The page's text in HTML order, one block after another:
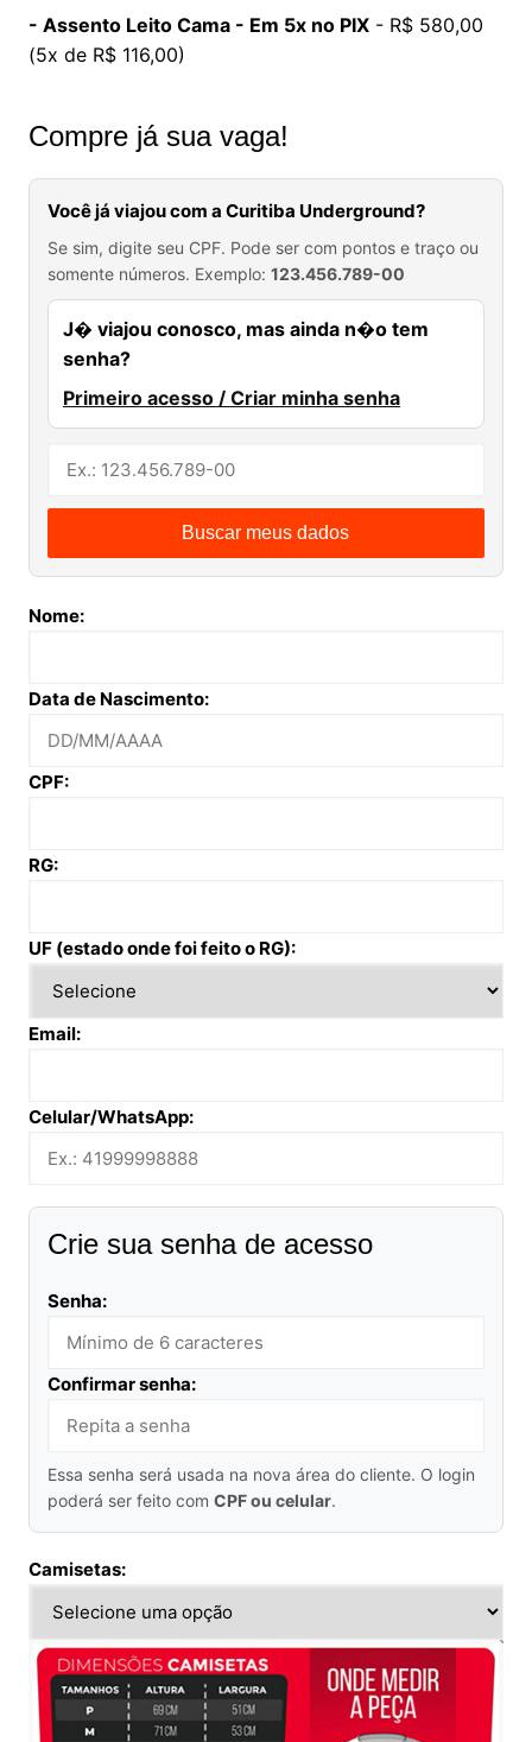
- Assento Leito Cama - Em 5x no PIX- R$ 580,00
(5x de R$ 116,00)
Compre já sua vaga!
Você já viajou com a Curitiba Underground?
Se sim, digite seu CPF. Pode ser com pontos e traço ou
somente números. Exemplo: 123.456.789-00
J� viajou conosco, mas ainda n�o tem
senha?
Primeiro acesso / Criar minha senha
Buscar meus dados
Nome:
Data de Nascimento:
CPF:
RG:
UF (estado onde foi feito o RG):
Email:
Celular/WhatsApp:
Crie sua senha de acesso
Senha:
Confirmar senha:
Essa senha será usada na nova área do cliente. O login
poderá ser feito com CPF ou celular.
Camisetas: